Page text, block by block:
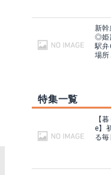
新
◎姫
駅
場所
特集一覧
【
e】
る